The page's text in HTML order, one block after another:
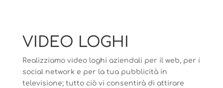
VIDEO LOGHI
Realizziamo video loghi aziendali per il web, per i
social network e per la tua pubblicità in
televisione; tutto ciò vi consentirà di attirare